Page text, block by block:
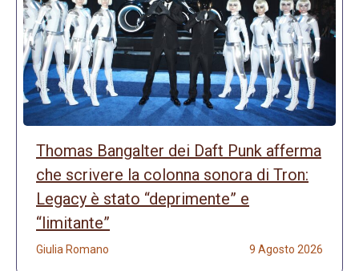
Thomas Bangalter dei Daft Punk afferma
che scrivere la colonna sonora di Tron:
Legacy è stato “deprimente” e
“limitante”
Giulia Romano 9 Agosto 2026